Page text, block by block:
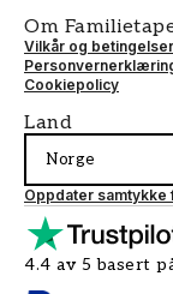
Om
Vilkår og betingelser
Cookiepolicy
Land
Norge
Oppdater
4.4 av 5 basert